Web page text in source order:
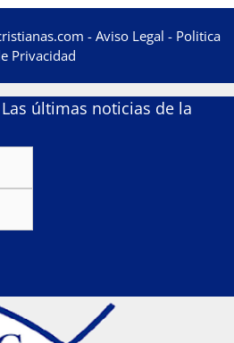
- Aviso Legal - Politica
Privacidad
últimas noticias de la